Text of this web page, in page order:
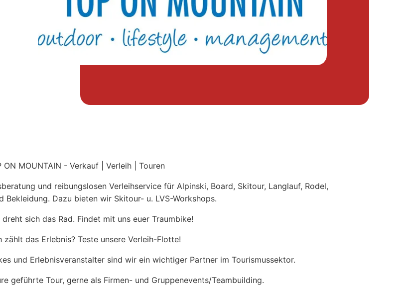
ON MOUNTAIN - Verkauf | Verleih | Touren
und reibungslosen Verleihservice für Alpinski, Board, Skitour, Langlauf, Rodel,
Bekleidung. Dazu bieten wir Skitour- u. LVS-Workshops.
dreht sich das Rad. Findet mit uns euer Traumbike!
zählt das Erlebnis? Teste unsere Verleih-Flotte!
und Erlebnisveranstalter sind wir ein wichtiger Partner im Tourismussektor.
geführte Tour, gerne als Firmen- und Gruppenevents/Teambuilding.